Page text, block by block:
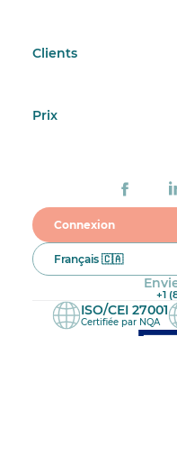
Clients
Prix
Connexion
Français 🇨🇦
+1
ISO/CEI 27001
Certifiée par NQA